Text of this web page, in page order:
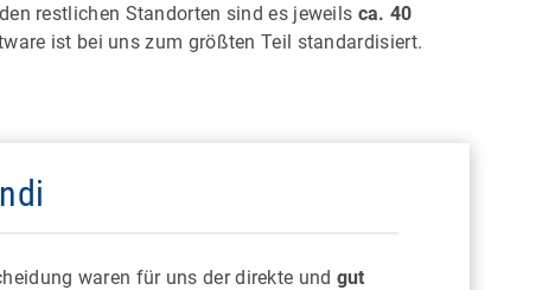
restlichen Standorten sind es jeweils ca. 40
ist bei uns zum größten Teil standardisiert.
waren für uns der direkte und gut